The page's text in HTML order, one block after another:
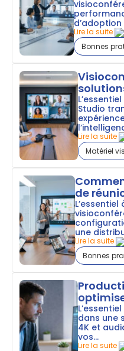
Lire la suite
Bonnes
Studio
Lire la suite
Matériel
de
une
Lire la suite
Bonnes
dans une
4K et
vos...
Lire la suite